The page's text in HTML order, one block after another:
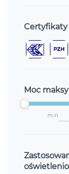
Certyfikaty
Moc
min